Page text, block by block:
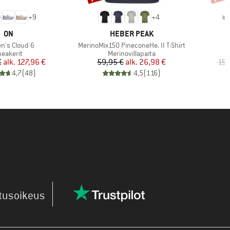
+9
MERKKI
ON
Cloud 6
Hinta
Alennettu hinta
alk. 127,96 €
4,7(48)
+4
MERKKI
HEBER PEAK
Tuote
MerinoMix150 PineconeHe. II T-Shirt
Tuoteryhmä
Merinovillapaita
Hinta
59,95 € Alennettu hinta
alk. 26,98 €
4,5(116)